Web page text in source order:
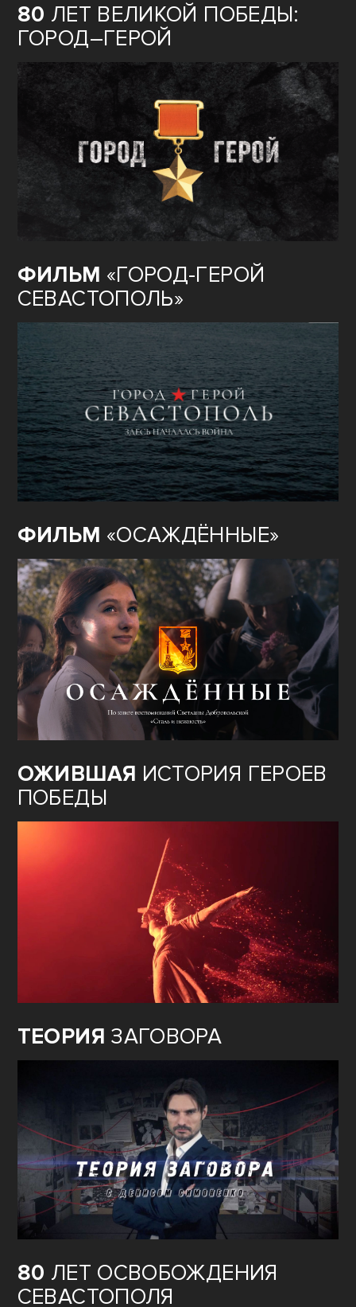
80 ЛЕТ ВЕЛИКОЙ ПОБЕДЫ:
ГОРОД–ГЕРОЙ
ФИЛЬМ «ГОРОД-ГЕРОЙ
СЕВАСТОПОЛЬ»
ФИЛЬМ «ОСАЖДЁННЫЕ»
ОЖИВШАЯ ИСТОРИЯ ГЕРОЕВ
ПОБЕДЫ
ТЕОРИЯ ЗАГОВОРА
80 ЛЕТ ОСВОБОЖДЕНИЯ
СЕВАСТОПОЛЯ